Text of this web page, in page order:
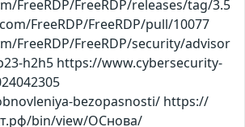
FreeRDP/FreeRDP/releases/tag/3.5
FreeRDP/FreeRDP/pull/10077
FreeRDP/FreeRDP/security/advisor
h2h5 https://www.cybersecurity-
bezopasnosti/ https://
bin/view/ОСнова/